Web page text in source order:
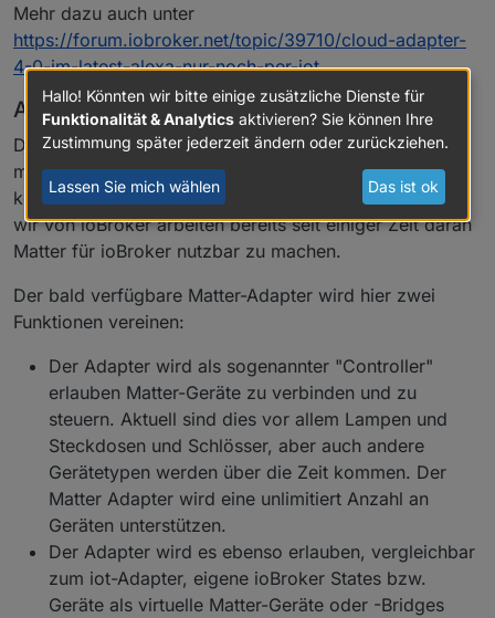
Mehr dazu auch unter
https://forum.iobroker.net/topic/39710/cloud-adapter-
4-0-im-latest-alexa-nur-noch-per-iot
Ausblick Matter-Adapter
Der neue Smart-Home-Standard Matte, der vor etwas
mehr als einem Jahr offiziell veröffentlicht wurde,
kommt so langsam in den deutschen Shops an. Auch
wir von ioBroker arbeiten bereits seit einiger Zeit daran
Matter für ioBroker nutzbar zu machen.
Der bald verfügbare Matter-Adapter wird hier zwei
Funktionen vereinen:
Der Adapter wird als sogenannter "Controller"
erlauben Matter-Geräte zu verbinden und zu
steuern. Aktuell sind dies vor allem Lampen und
Steckdosen und Schlösser, aber auch andere
Gerätetypen werden über die Zeit kommen. Der
Matter Adapter wird eine unlimitiert Anzahl an
Geräten unterstützen.
Der Adapter wird es ebenso erlauben, vergleichbar
zum iot-Adapter, eigene ioBroker States bzw.
Geräte als virtuelle Matter-Geräte oder -Bridges
Hallo! Könnten wir bitte einige zusätzliche Dienste für
Funktionalität & Analytics aktivieren? Sie können Ihre
Zustimmung später jederzeit ändern oder zurückziehen.
Lassen Sie mich wählen Das ist ok